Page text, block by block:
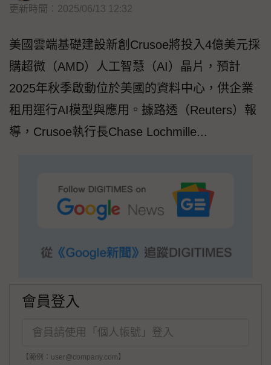
更新時間：2025/06/13 12:32
美國雲端基礎建設新創Crusoe將投入4億美元採
購超微（AMD）人工智慧（AI）晶片，預計
2025年秋季啟動位於美國的資料中心，供企業
租用運行AI模型與應用。據路透（Reuters）報
導，Crusoe執行長Chase Lochmille...
會員登入
【範例：user@company.com】